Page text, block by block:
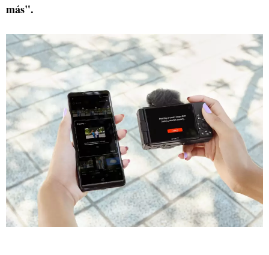
más".